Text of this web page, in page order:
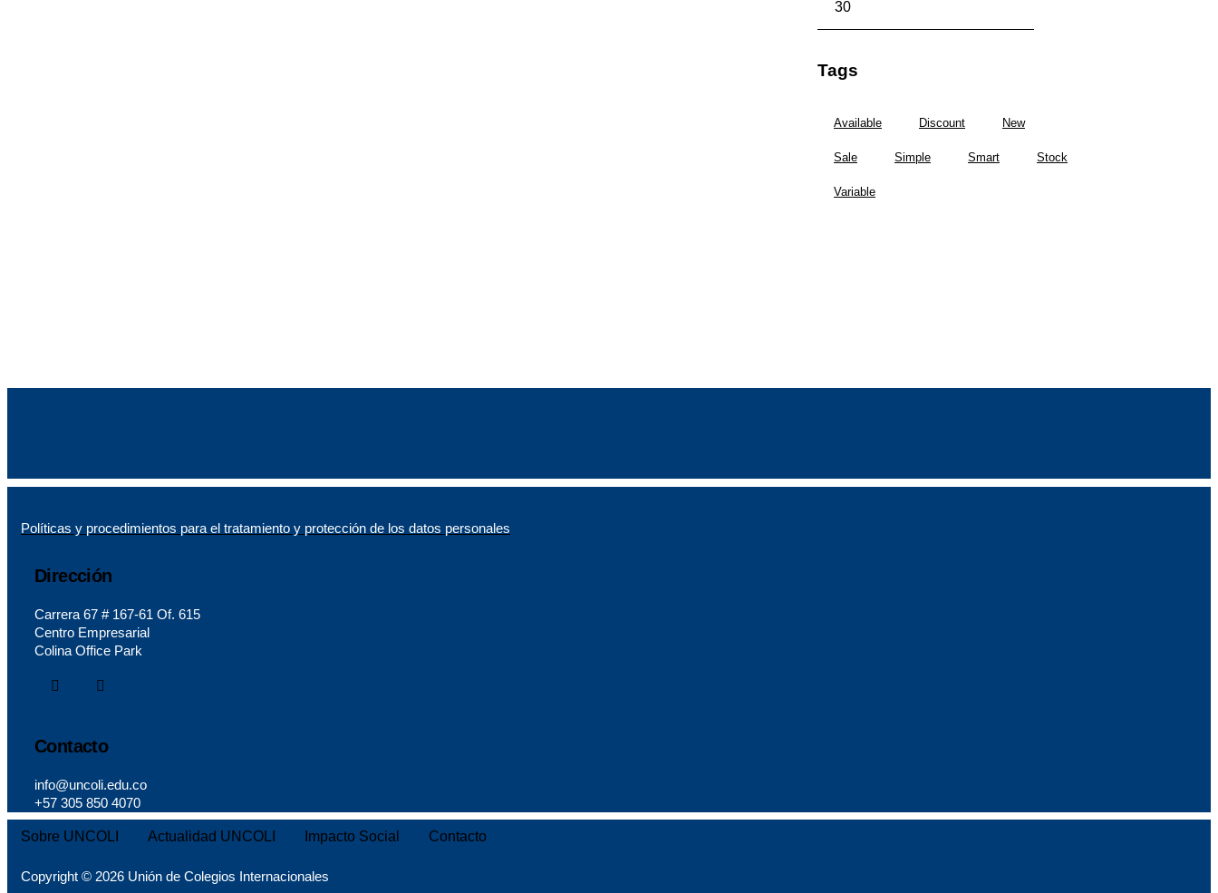
mínimo
máximo
Tags
Available Discount New
Sale Simple Smart Stock
Variable
Políticas y procedimientos para el tratamiento y protección de los datos personales
Dirección
Carrera 67 # 167-61 Of. 615
Centro Empresarial
Colina Office Park
instagramlinkedin
Contacto
info@uncoli.edu.co
+57 305 850 4070
Sobre UNCOLI Actualidad UNCOLI Impacto Social Contacto
Copyright © 2026 Unión de Colegios Internacionales